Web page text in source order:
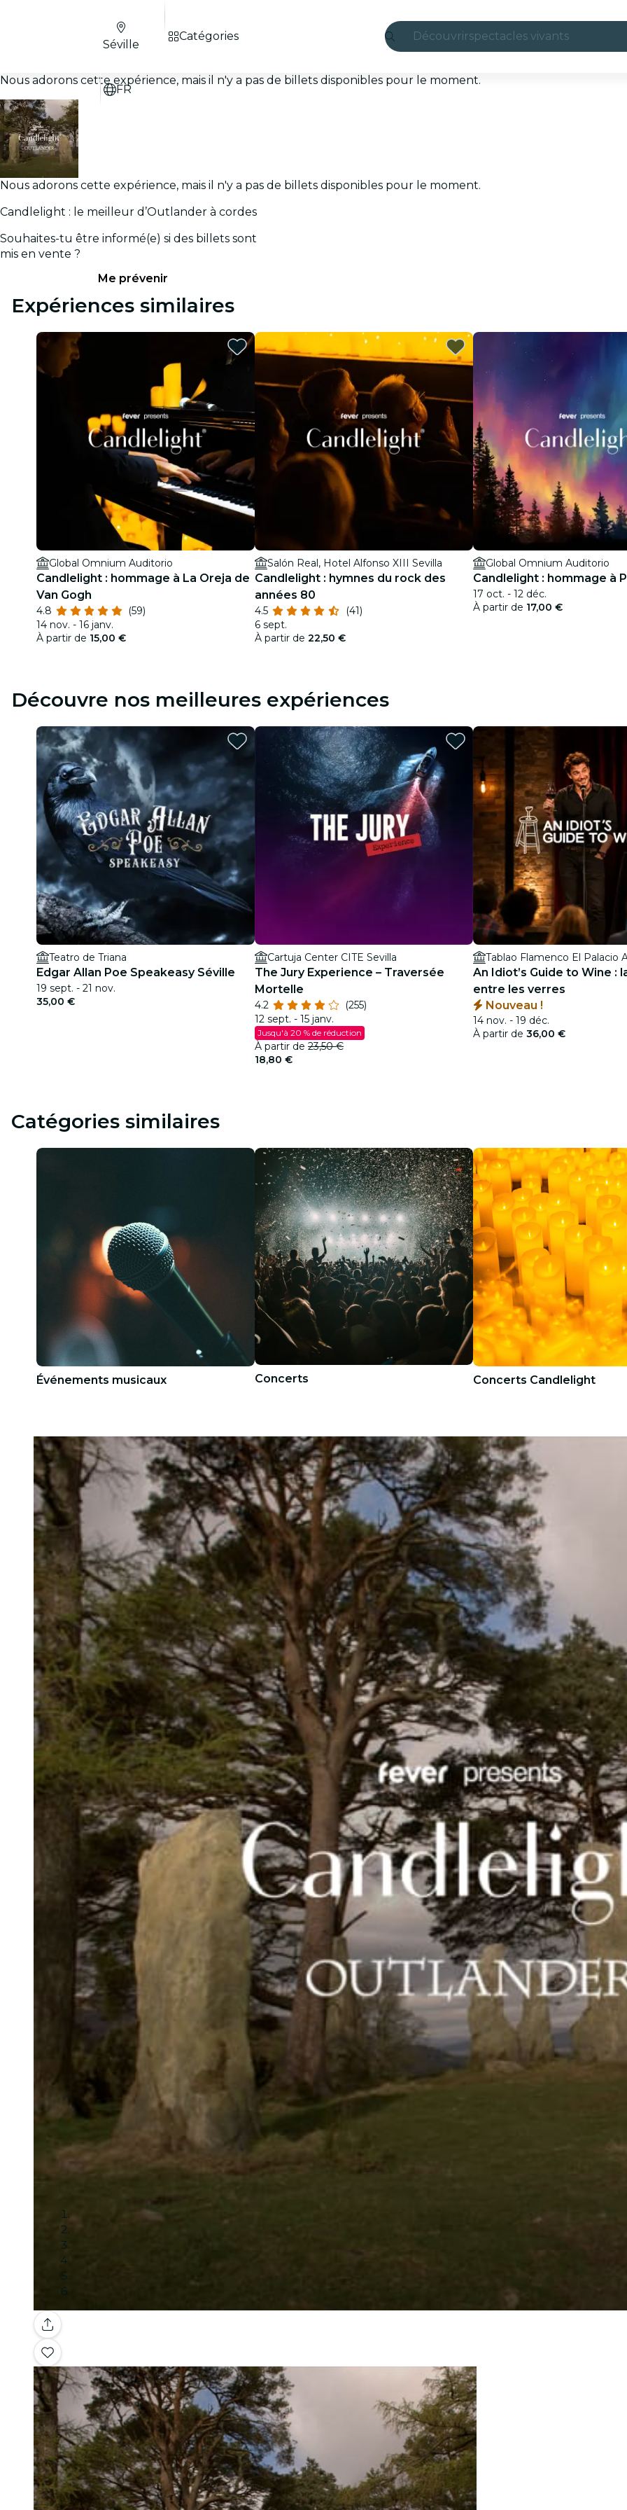
Découvrirspectacles vivants
São Paulo
restaurants
cinéma
Séville
FR
Catégories
Nous adorons cette expérience, mais il n'y a pas de billets disponibles pour le moment.
Nous adorons cette expérience, mais il n'y a pas de billets disponibles pour le moment.
Candlelight : le meilleur d’Outlander à cordes
Souhaites-tu être informé(e) si des billets sont
mis en vente ?
Me prévenir
Expériences similaires
Global Omnium Auditorio
Candlelight : hommage à La Oreja de
Van Gogh
4.8
(59)
14 nov. - 16 janv.
À partir de 15,00 €
Salón Real, Hotel Alfonso XIII Sevilla
Candlelight : hymnes du rock des
années 80
4.5
(41)
6 sept.
À partir de 22,50 €
Global Omnium Auditorio
Candlelight : hommage à
17 oct. - 12 déc.
À partir de 17,00 €
Découvre nos meilleures expériences
Teatro de Triana
Edgar Allan Poe Speakeasy Séville
19 sept. - 21 nov.
35,00 €
Cartuja Center CITE Sevilla
The Jury Experience – Traversée
Mortelle
4.2
(255)
12 sept. - 15 janv.
Jusqu'à 20 % de réduction
À partir de 23,50 €
18,80 €
An Idiot’s Guide to Wine :
entre les verres
Nouveau !
14 nov. - 19 déc.
À partir de 36,00 €
Catégories similaires
Événements musicaux Concerts Concerts Candlelight
Galerie